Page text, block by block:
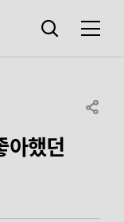
검색창
열기
메뉴
SHARE
아했던